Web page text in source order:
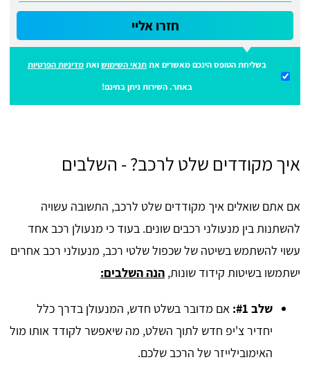
חזרו אליי
בשליחת הטופס הינכם מאשרים אתתנאי השימושואתמדיניות הפרטיות
באתר. השירות ניתן בחינם!
איך מקודדים שלט לרכב? - השלבים
אם אתם שואלים איך מקודדים שלט לרכב, התשובה עשויה
להשתנות בין מנעולני רכבים שונים. בעוד כי מנעולן רכב אחד
עשוי להשתמש בשיטה של שכפול שלטי רכב, מנעולני רכב אחרים
ישתמשו בשיטות קידוד שונות, הנה השלבים:
שלב #1:
אם מדובר בשלט חדש, המנעולן בדרך כלל
יחדיר צ'יפ חדש לתוך השלט, מה שיאפשר לקודד אותו מול
האימובילייזר של הרכב שלכם.